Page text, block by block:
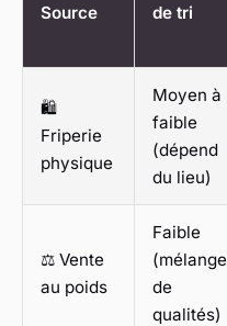
Source
de tri
🛍️
Friperie
physique
Moyen à
faible
(dépend
du lieu)
⚖️ Vente
au poids
Faible
(mélange
de
qualités)